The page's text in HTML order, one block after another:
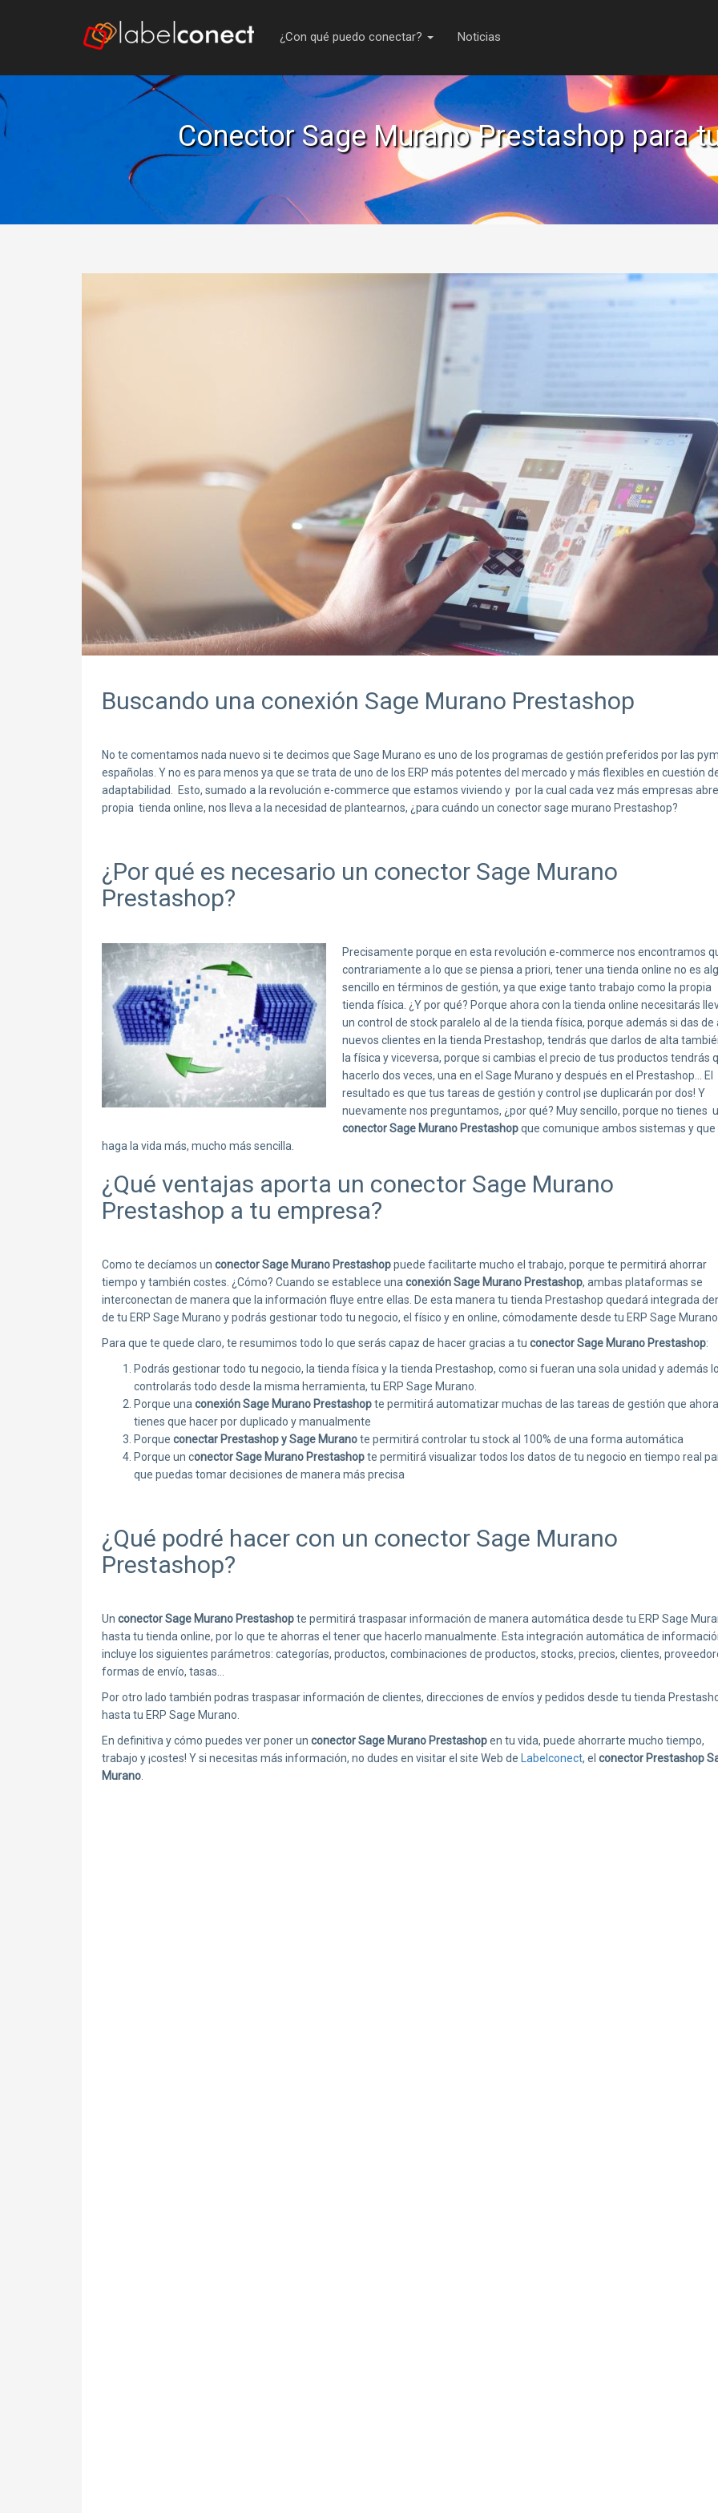
¿Con qué puedo conectar? Noticias
Conector Sage Murano Prestashop para
Buscando una conexión Sage Murano Prestashop
No te comentamos nada nuevo si te decimos que Sage Murano es uno de los programas de gestión preferidos por las
españolas. Y no es para menos ya que se trata de uno de los ERP más potentes del mercado y más flexibles en cuestión
adaptabilidad. Esto, sumado a la revolución e-commerce que estamos viviendo y por la cual cada vez más empresas
propia tienda online, nos lleva a la necesidad de plantearnos, ¿para cuándo un conector sage murano Prestashop?
¿Por qué es necesario un conector Sage Murano
Prestashop?
Precisamente porque en esta revolución e-commerce nos encontramos
contrariamente a lo que se piensa a priori, tener una tienda online no es
sencillo en términos de gestión, ya que exige tanto trabajo como la propia
tienda física. ¿Y por qué? Porque ahora con la tienda online necesitarás
un control de stock paralelo al de la tienda física, porque además si das de
nuevos clientes en la tienda Prestashop, tendrás que darlos de alta
la física y viceversa, porque si cambias el precio de tus productos tendrás
hacerlo dos veces, una en el Sage Murano y después en el Prestashop… El
resultado es que tus tareas de gestión y control ¡se duplicarán por dos! Y
nuevamente nos preguntamos, ¿por qué? Muy sencillo, porque no tienes
conector Sage Murano Prestashopque comunique ambos sistemas y que
haga la vida más, mucho más sencilla.
¿Qué ventajas aporta un conector Sage Murano
Prestashop a tu empresa?
Como te decíamos un conector Sage Murano Prestashoppuede facilitarte mucho el trabajo, porque te permitirá ahorrar
tiempo y también costes. ¿Cómo? Cuando se establece una conexión Sage Murano Prestashop, ambas plataformas se
interconectan de manera que la información fluye entre ellas. De esta manera tu tienda Prestashop quedará integrada
de tu ERP Sage Murano y podrás gestionar todo tu negocio, el físico y en online, cómodamente desde tu ERP Sage Murano.
Para que te quede claro, te resumimos todo lo que serás capaz de hacer gracias a tu conector Sage Murano Prestashop:
Podrás gestionar todo tu negocio, la tienda física y la tienda Prestashop, como si fueran una sola unidad y además lo
controlarás todo desde la misma herramienta, tu ERP Sage Murano.
Porque una conexión Sage Murano Prestashopte permitirá automatizar muchas de las tareas de gestión que ahora
tienes que hacer por duplicado y manualmente
Porque conectar Prestashop y Sage Muranote permitirá controlar tu stock al 100% de una forma automática
Porque un conector Sage Murano Prestashopte permitirá visualizar todos los datos de tu negocio en tiempo real
que puedas tomar decisiones de manera más precisa
¿Qué podré hacer con un conector Sage Murano
Prestashop?
Un conector Sage Murano Prestashopte permitirá traspasar información de manera automática desde tu ERP Sage
hasta tu tienda online, por lo que te ahorras el tener que hacerlo manualmente. Esta integración automática de
incluye los siguientes parámetros: categorías, productos, combinaciones de productos, stocks, precios, clientes,
formas de envío, tasas…
Por otro lado también podras traspasar información de clientes, direcciones de envíos y pedidos desde tu tienda
hasta tu ERP Sage Murano.
En definitiva y cómo puedes ver poner un conector Sage Murano Prestashopen tu vida, puede ahorrarte mucho tiempo,
trabajo y ¡costes! Y si necesitas más información, no dudes en visitar el site Web de Labelconect, el conector Prestashop
Murano